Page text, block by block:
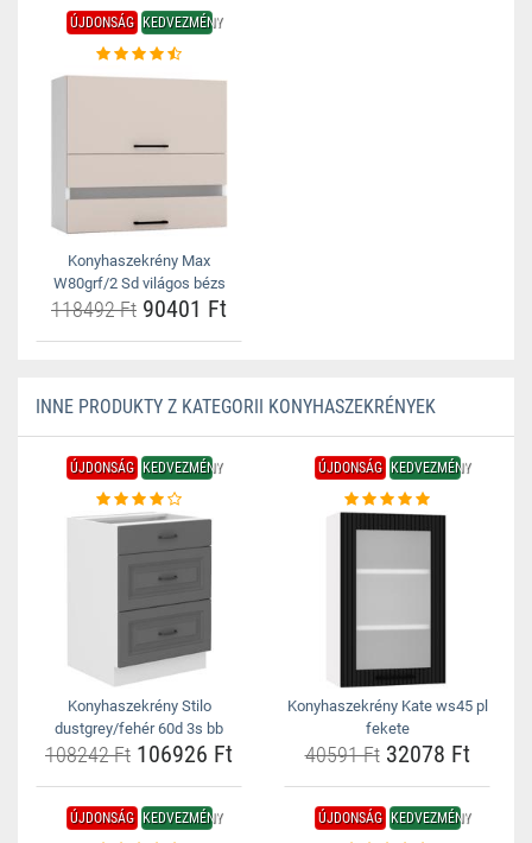
ÚJDONSÁG KEDVEZMÉNY
Konyhaszekrény Max
W80grf/2 Sd világos bézs
118492 Ft 90401 Ft
INNE PRODUKTY Z KATEGORII KONYHASZEKRÉNYEK
ÚJDONSÁG KEDVEZMÉNY
Konyhaszekrény Stilo
dustgrey/fehér 60d 3s bb
108242 Ft 106926 Ft
ÚJDONSÁG KEDVEZMÉNY
Konyhaszekrény Kate ws45 pl
fekete
40591 Ft32078 Ft
ÚJDONSÁG KEDVEZMÉNY ÚJDONSÁG KEDVEZMÉNY